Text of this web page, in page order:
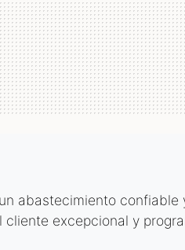
abastecimiento confiable
excepcional y